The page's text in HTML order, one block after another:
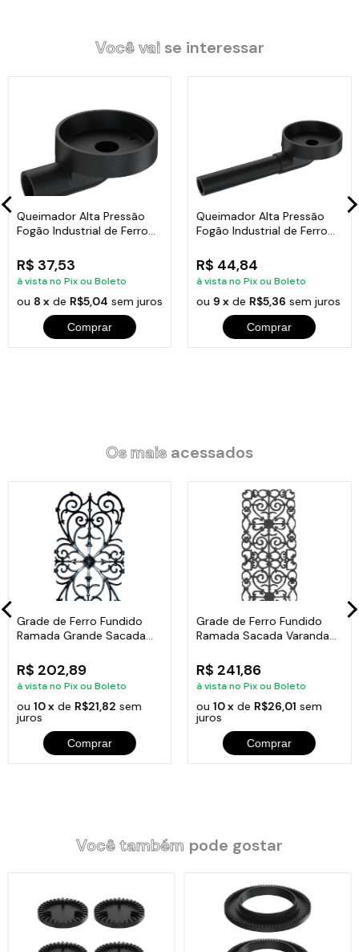
Diâmetro do Bocal: 2,4cm.
Material: Ferro Fundido.
Diâmetro Total: 8,7cm.
Peso: 0,514Kg.
Altura: 2cm.
01 Queimador Alta Pressão Fogão Industrial de Ferro N02 8,7cm.
Você vaise interessar
Queimador Alta Pressão
Fogão Industrial de Ferro
R$ 37,53
à vista no Pix ou Boleto
ou 8 xde R$5,04 sem juros
Comprar
Queimador Alta Pressão
Fogão Industrial de Ferro
R$ 44,84
à vista no Pix ou Boleto
ou 9 xde R$5,36 sem juros
Comprar
Os mais acessados
Grade de Ferro Fundido
Ramada Grande Sacada
R$ 202,89
à vista no Pix ou Boleto
ou 10 xde R$21,82 sem
juros
Comprar
Grade de Ferro Fundido
Ramada Sacada Varanda
R$ 241,86
à vista no Pix ou Boleto
ou 10 xde R$26,01 sem
juros
Comprar
Você também pode gostar